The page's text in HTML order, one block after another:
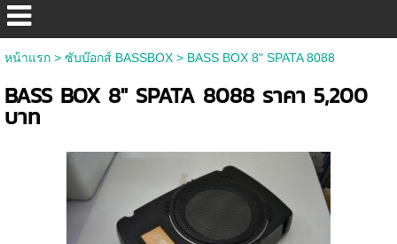
หน้าแรก> ซับบ๊อกส์ BASSBOX > BASS BOX 8" SPATA 8088
BASS BOX 8" SPATA 8088 ราคา 5,200
บาท